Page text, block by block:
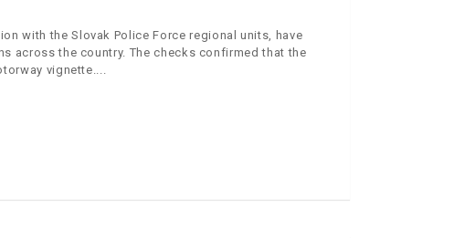
with the Slovak Police Force regional units, have
across the country. The checks confirmed that the
vignette.